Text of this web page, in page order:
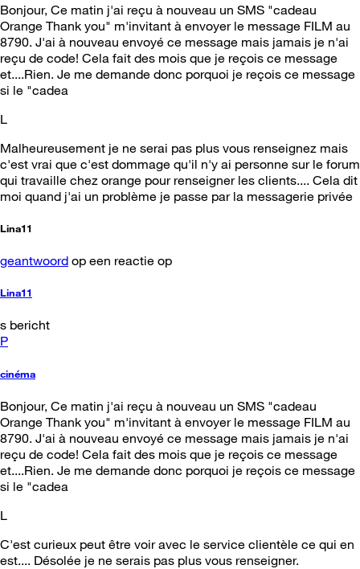
Bonjour, Ce matin j'ai reçu à nouveau un SMS "cadeau
Orange Thank you" m'invitant à envoyer le message FILM au
8790. J'ai à nouveau envoyé ce message mais jamais je n'ai
reçu de code! Cela fait des mois que je reçois ce message
et....Rien. Je me demande donc porquoi je reçois ce message
si le "cadea
L
Malheureusement je ne serai pas plus vous renseignez mais
c'est vrai que c'est dommage qu'il n'y ai personne sur le forum
qui travaille chez orange pour renseigner les clients.... Cela dit
moi quand j'ai un problème je passe par la messagerie privée
Lina11
geantwoord op een reactie op
Lina11
s bericht
P
cinéma
Bonjour, Ce matin j'ai reçu à nouveau un SMS "cadeau
Orange Thank you" m'invitant à envoyer le message FILM au
8790. J'ai à nouveau envoyé ce message mais jamais je n'ai
reçu de code! Cela fait des mois que je reçois ce message
et....Rien. Je me demande donc porquoi je reçois ce message
si le "cadea
L
C'est curieux peut être voir avec le service clientèle ce qui en
est.... Désolée je ne serais pas plus vous renseigner.